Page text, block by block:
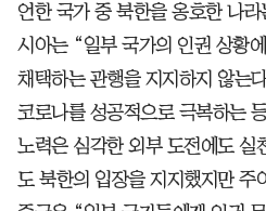
언한 국가 중 북한을 옹호한 나
시아는 “일부 국가의 인권 상황
채택하는 관행을 지지하지 않는
코로나를 성공적으로 극복하는
노력은 심각한 외부 도전에도 실
도 북한의 입장을 지지했지만 주